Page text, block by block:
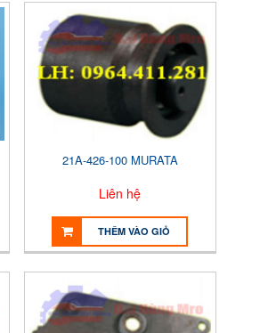
21A-426-100 MURATA
Liên hệ
THÊM VÀO GIỎ